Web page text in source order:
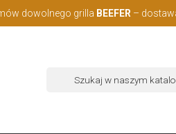
dowolnego grilla BEEFER –